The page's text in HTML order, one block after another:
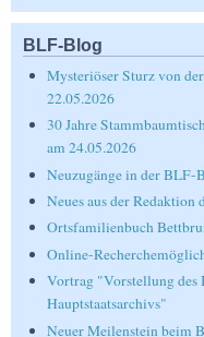
BLF-Blog
Mysteriöser Sturz von
22.05.2026
30 Jahre
am 24.05.2026
Neuzugänge in der
Neues aus der Redaktion
Ortsfamilienbuch
Online-
Vortrag "Vorstellung des
Hauptstaatsarchivs"
Neuer Meilenstein beim